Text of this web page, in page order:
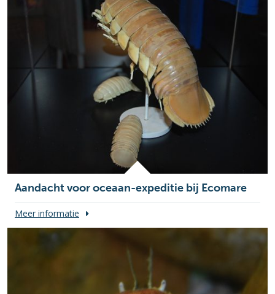
Aandacht voor oceaan-expeditie bij Ecomare
Meer informatie